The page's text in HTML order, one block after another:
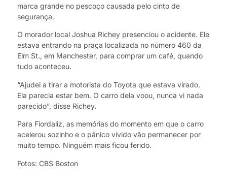
marca grande no pescoço causada pelo cinto de
segurança.
O morador local Joshua Richey presenciou o acidente. Ele
estava entrando na praça localizada no número 460 da
Elm St., em Manchester, para comprar um café, quando
tudo aconteceu.
“Ajudei a tirar a motorista do Toyota que estava virado.
Ela parecia estar bem. O carro dela voou, nunca vi nada
parecido”, disse Richey.
Para Fiordaliz, as memórias do momento em que o carro
acelerou sozinho e o pânico vivido vão permanecer por
muito tempo. Ninguém mais ficou ferido.
Fotos: CBS Boston